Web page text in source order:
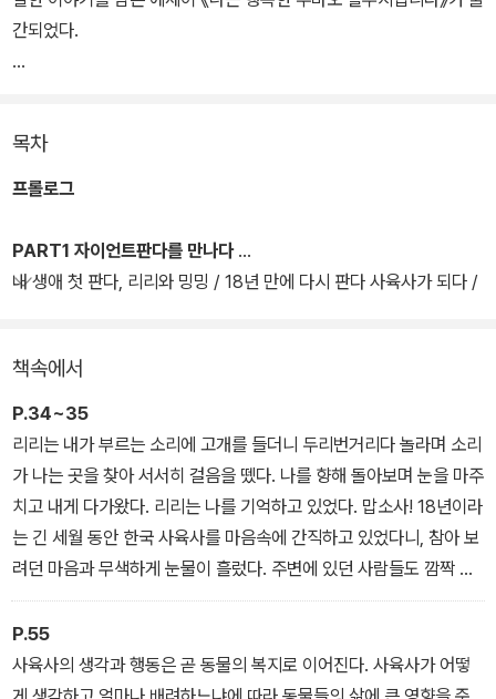
간되었다.
할부지입니다》는 그의 일기와 오랜 기록에서 시작되었다. 국내 최초
자이언트판다인 밍밍과 리리 이야기부터 2016년 중국에서 아이바오
이름에 얽힌 비하인드 스토리, 우리의 영원한 아기 판다 푸바오의 탄
생 과정과 아이바오와 함께한 극한 공동 육아기, 푸바오의 쌍둥이 동
바오 가족을 위해 밤낮없이 노력하는 강철원 사육사는 그만이 들려줄
수 있는 애틋하고 다정한 이야기들을 책에 풀어냈다. 특히 2024년 4
월, 새로운 여정을 준비하는 푸바오에 대한 강철원 사육사의 사랑을
느낄 수 있는 장면들도 책 곳곳에서 만날 수 있다.
에버랜드 류정훈 사진작가가 촬영한 바오 가족의 생생한 사진과 함
께, 강철원 사육사가 직접 찍은 바오 가족의 사랑스러운 모습을 담은
목차
프롤로그
PART1 자이언트판다를 만나다
내 생애 첫 판다, 리리와 밍밍 / 18년 만에 다시 판다 사육사가 되다 /
와 러바오의 판다월드 적응기
책속에서
P.34~35
리리는 내가 부르는 소리에 고개를 들더니 두리번거리다 놀라며 소리
가 나는 곳을 찾아 서서히 걸음을 뗐다. 나를 향해 돌아보며 눈을 마주
치고 내게 다가왔다. 리리는 나를 기억하고 있었다. 맙소사! 18년이라
는 긴 세월 동안 한국 사육사를 마음속에 간직하고 있었다니, 참아 보
려던 마음과 무색하게 눈물이 흘렀다. 주변에 있던 사람들도 깜짝 놀
랐다. 내게 다가오는 리리를 보고 현장은 감동의 물결이 일었다.
“당신이 진정한 판다 아빠네요! 슝마오빠바!!”
함께 간 관계자들이 내게 ‘판다 아빠’라는 별명을 지어 주었다.
P.55
사육사의 생각과 행동은 곧 동물의 복지로 이어진다. 사육사가 어떻